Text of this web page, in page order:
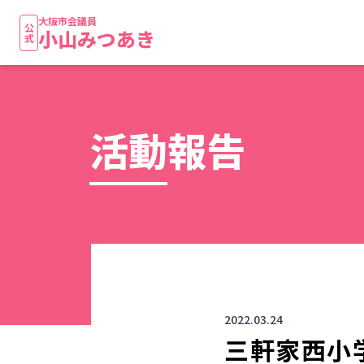
公式
大阪市会議員
小山みつあき
活動報告
2022.03.24
三軒家西小